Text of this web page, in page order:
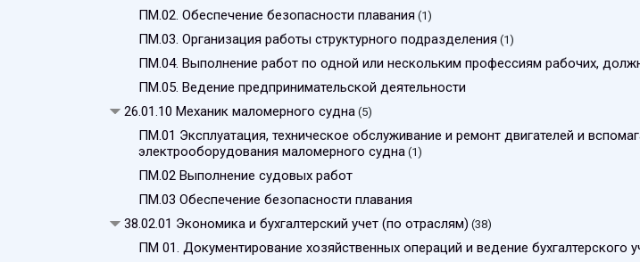
ПМ.02. Обеспечение безопасности плавания (1)
ПМ.03. Организация работы структурного подразделения (1)
ПМ.04. Выполнение работ по одной или нескольким профессиям рабочих,
ПМ.05. Ведение предпринимательской деятельности
26.01.10 Механик маломерного судна(5)
ПМ.01 Эксплуатация, техническое обслуживание и ремонт двигателей и
электрооборудования маломерного судна(1)
ПМ.02 Выполнение судовых работ
ПМ.03 Обеспечение безопасности плавания
38.02.01 Экономика и бухгалтерский учет (по отраслям) (38)
ПМ 01. Документирование хозяйственных операций и ведение бухгалтерского